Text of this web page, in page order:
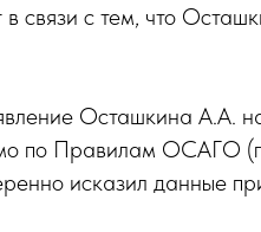
в связи с тем, что
Осташкина А.А.
по Правилам ОСАГО
исказил данные